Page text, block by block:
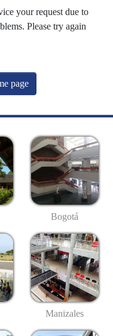
your request due to
Please try again
page
Bogotá
Manizales